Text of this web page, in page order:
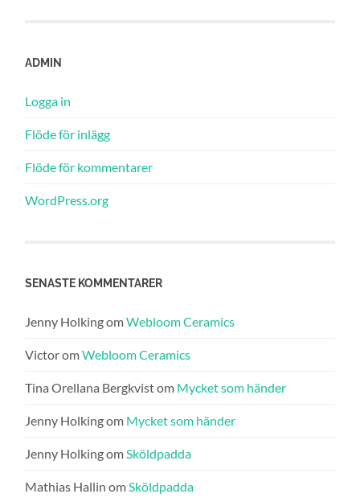
ADMIN
Logga in
Flöde för inlägg
Flöde för kommentarer
WordPress.org
SENASTE KOMMENTARER
Jenny HolkingomWebloom Ceramics
VictoromWebloom Ceramics
Tina Orellana Bergkvistom Mycket som händer
Jenny Holkingom Mycket som händer
Jenny HolkingomSköldpadda
Mathias Hallin omSköldpadda